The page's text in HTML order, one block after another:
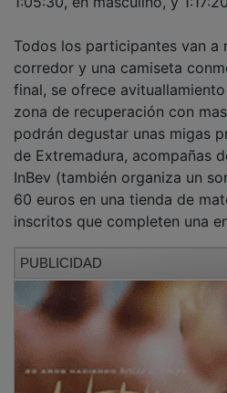
corredor y una camiseta
final, se ofrece
zona de recuperación con
podrán degustar unas migas
de Extremadura, acompañas
InBev (también organiza un
60 euros en una tienda de
inscritos que completen una